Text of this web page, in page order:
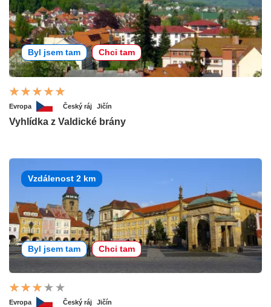
Byl jsem tam Chci tam
Evropa Český ráj Jičín
Vyhlídka z Valdické brány
Vzdálenost 2 km
Byl jsem tam Chci tam
Evropa Český ráj Jičín